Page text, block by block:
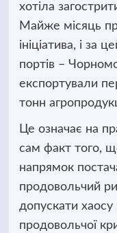
хотіла
Майже місяць
ініціатива, і за
портів –
експортували
тонн
Це означає на
сам факт того,
напрямок
продовольчий
допускати хаосу
продовольчої